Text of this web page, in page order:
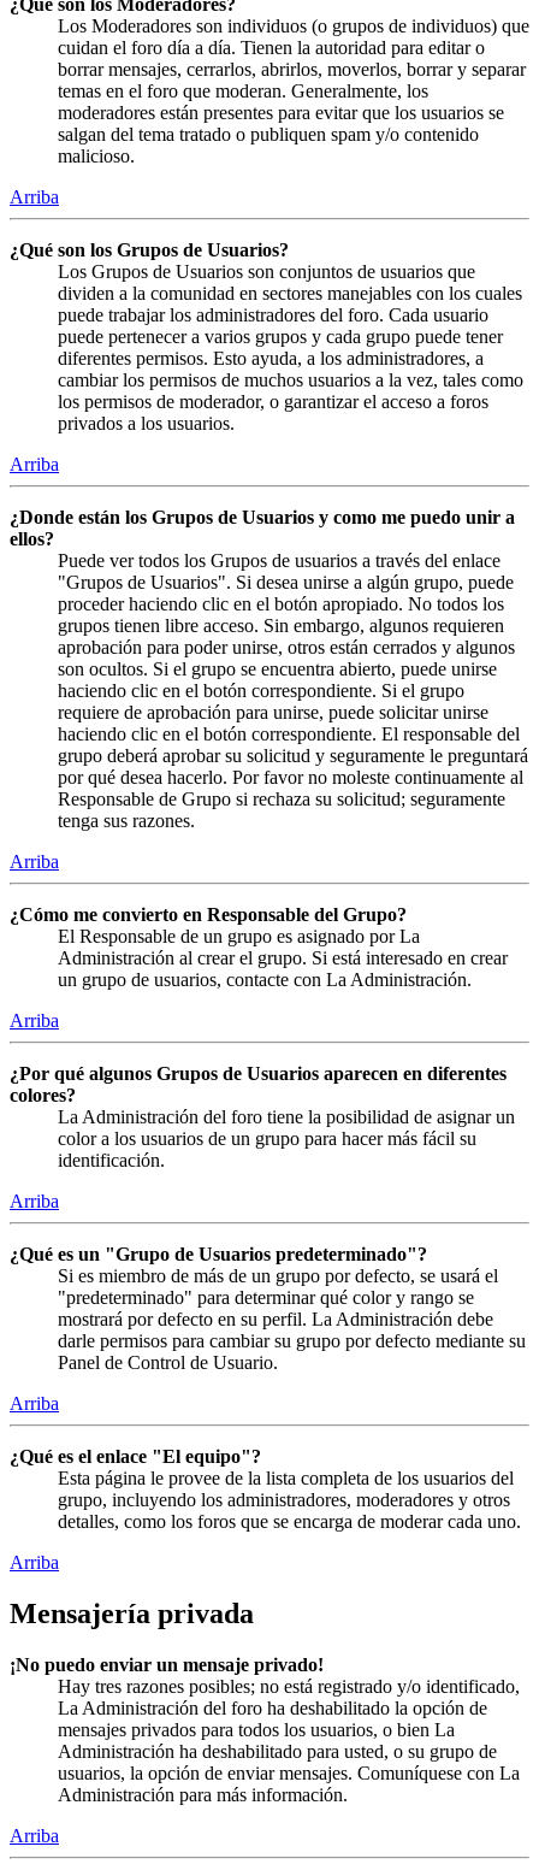
Los Moderadores son individuos (o grupos de individuos) que
cuidan el foro día a día. Tienen la autoridad para editar o
borrar mensajes, cerrarlos, abrirlos, moverlos, borrar y separar
temas en el foro que moderan. Generalmente, los
moderadores están presentes para evitar que los usuarios se
salgan del tema tratado o publiquen spam y/o contenido
malicioso.
Arriba
¿Qué son los Grupos de Usuarios?
Los Grupos de Usuarios son conjuntos de usuarios que
dividen a la comunidad en sectores manejables con los cuales
puede trabajar los administradores del foro. Cada usuario
puede pertenecer a varios grupos y cada grupo puede tener
diferentes permisos. Esto ayuda, a los administradores, a
cambiar los permisos de muchos usuarios a la vez, tales como
los permisos de moderador, o garantizar el acceso a foros
privados a los usuarios.
Arriba
¿Donde están los Grupos de Usuarios y como me puedo unir a
ellos?
Puede ver todos los Grupos de usuarios a través del enlace
"Grupos de Usuarios". Si desea unirse a algún grupo, puede
proceder haciendo clic en el botón apropiado. No todos los
grupos tienen libre acceso. Sin embargo, algunos requieren
aprobación para poder unirse, otros están cerrados y algunos
son ocultos. Si el grupo se encuentra abierto, puede unirse
haciendo clic en el botón correspondiente. Si el grupo
requiere de aprobación para unirse, puede solicitar unirse
haciendo clic en el botón correspondiente. El responsable del
grupo deberá aprobar su solicitud y seguramente le preguntará
por qué desea hacerlo. Por favor no moleste continuamente al
Responsable de Grupo si rechaza su solicitud; seguramente
tenga sus razones.
Arriba
¿Cómo me convierto en Responsable del Grupo?
El Responsable de un grupo es asignado por La
Administración al crear el grupo. Si está interesado en crear
un grupo de usuarios, contacte con La Administración.
Arriba
¿Por qué algunos Grupos de Usuarios aparecen en diferentes
colores?
La Administración del foro tiene la posibilidad de asignar un
color a los usuarios de un grupo para hacer más fácil su
identificación.
Arriba
¿Qué es un "Grupo de Usuarios predeterminado"?
Si es miembro de más de un grupo por defecto, se usará el
"predeterminado" para determinar qué color y rango se
mostrará por defecto en su perfil. La Administración debe
darle permisos para cambiar su grupo por defecto mediante su
Panel de Control de Usuario.
Arriba
¿Qué es el enlace "El equipo"?
Esta página le provee de la lista completa de los usuarios del
grupo, incluyendo los administradores, moderadores y otros
detalles, como los foros que se encarga de moderar cada uno.
Arriba
Mensajería privada
¡No puedo enviar un mensaje privado!
Hay tres razones posibles; no está registrado y/o identificado,
La Administración del foro ha deshabilitado la opción de
mensajes privados para todos los usuarios, o bien La
Administración ha deshabilitado para usted, o su grupo de
usuarios, la opción de enviar mensajes. Comuníquese con La
Administración para más información.
Arriba